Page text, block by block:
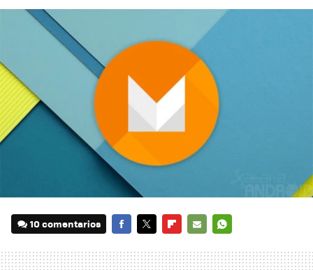
10 comentarios
MAIL